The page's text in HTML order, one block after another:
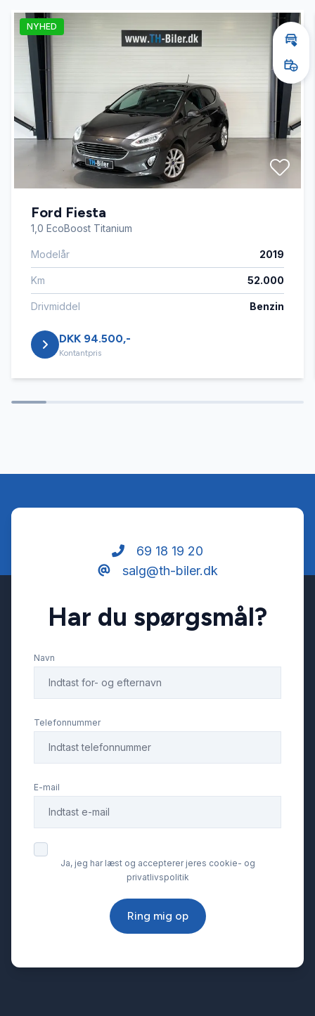
Automatisk lys
Bakkamera
Bi-xenon lygter
Bluetooth
Buet lys
Delvis lædersæder
Dual zone klimaanlæg
Dæktryksystem
Højdejusterbare forsæder
Infocenter
Isofix
LED kørelys
Lygtevasker
Læderrat
Musikstreaming via bluetooth
Nøglefri betjening
NYHED
Ford Fiesta
1,0 EcoBoost Titanium
Modelår 2019
Km 52.000
Drivmiddel Benzin
DKK 94.500,-
Kontantpris
69 18 19 20
salg@th-biler.dk
Har du spørgsmål?
Navn
Telefonnummer
E-mail
Ja, jeg har læst og accepterer jeres cookie- og
privatlivspolitik
Ring mig op